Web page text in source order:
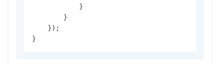
            }
        }
    });
}